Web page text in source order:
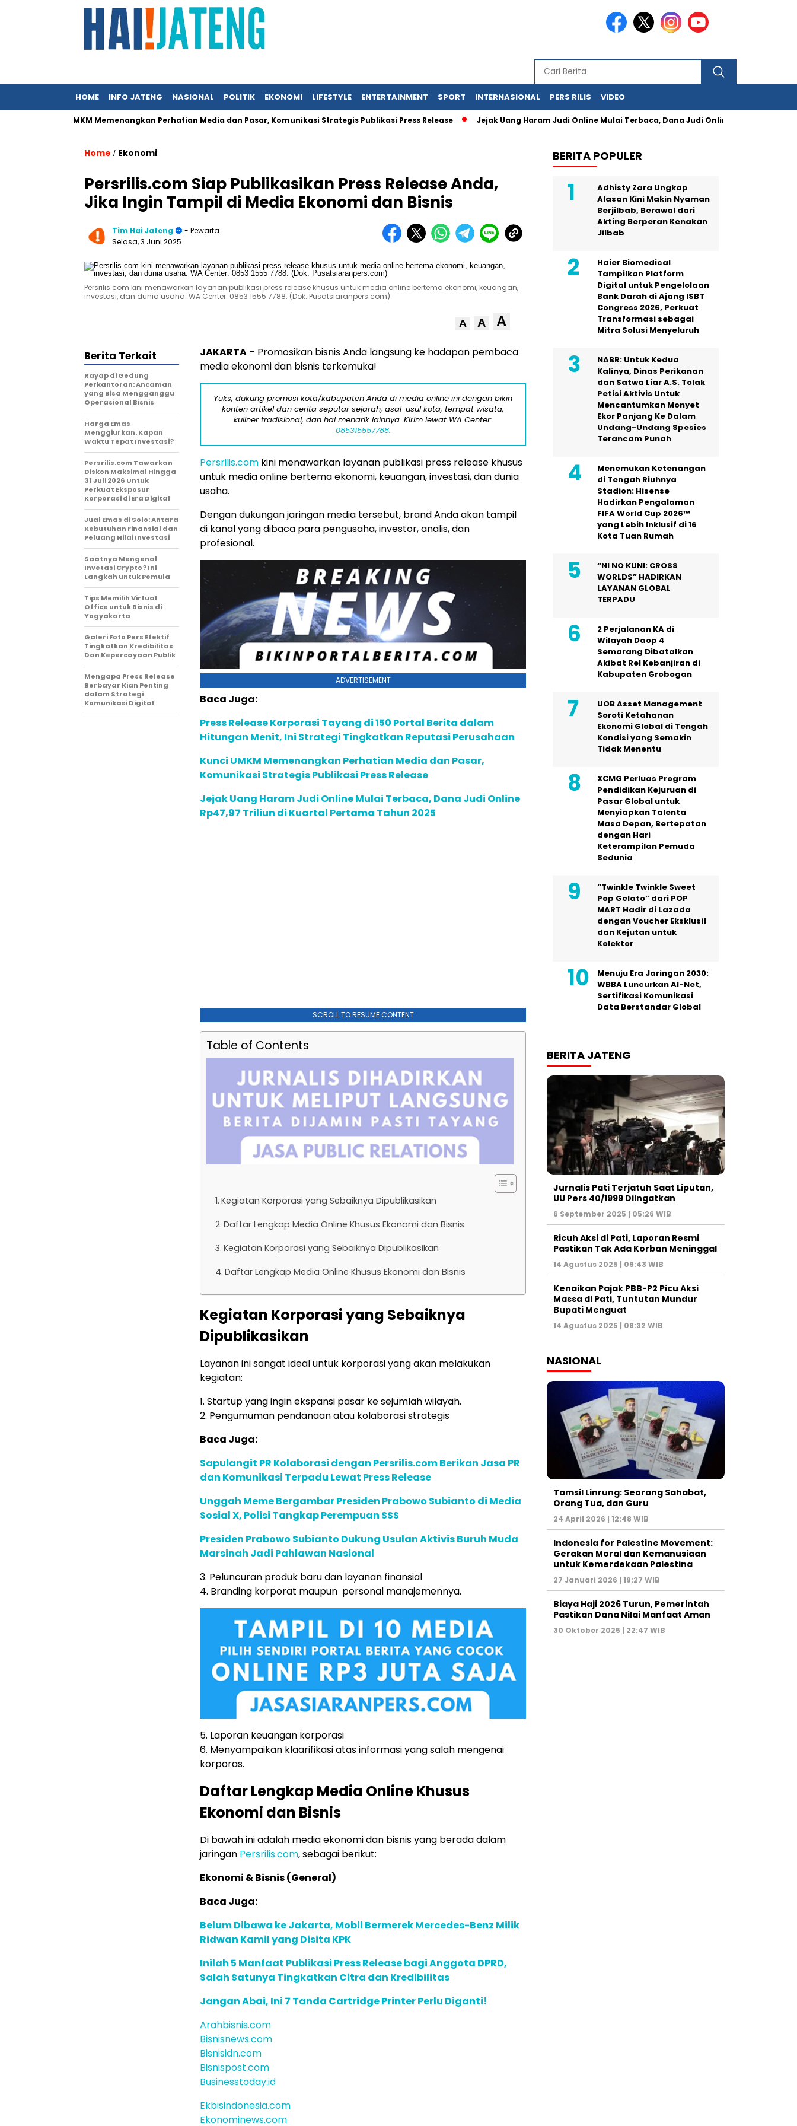
HOME INFO JATENG NASIONAL POLITIK EKONOMI LIFESTYLE ENTERTAINMENT SPORT INTERNASIONAL PERS RILIS VIDEO
Kunci UMKM Memenangkan Perhatian Media dan Pasar, Komunikasi Strategis Publikasi Press Release Jejak Uang Haram Judi Online Mulai Terbaca, Dana Judi Online Rp47,97 Triliun di
Home / Ekonomi
Persrilis.com Siap Publikasikan Press Release Anda,
Jika Ingin Tampil di Media Ekonomi dan Bisnis
Tim Hai Jateng
- Pewarta
Selasa, 3 Juni 2025
Persrilis.com kini menawarkan layanan publikasi press release khusus untuk media online bertema ekonomi, keuangan,
investasi, dan dunia usaha. WA Center: 0853 1555 7788. (Dok. Pusatsiaranpers.com)
A A A
JAKARTA – Promosikan bisnis Anda langsung ke hadapan pembaca
media ekonomi dan bisnis terkemuka!
Yuks, dukung promosi kota/kabupaten Anda di media online ini dengan bikin
konten artikel dan cerita seputar sejarah, asal-usul kota, tempat wisata,
kuliner tradisional, dan hal menarik lainnya. Kirim lewat WA Center:
085315557788.
Persrilis.com kini menawarkan layanan publikasi press release khusus
untuk media online bertema ekonomi, keuangan, investasi, dan dunia
usaha.
Dengan dukungan jaringan media tersebut, brand Anda akan tampil
di kanal yang dibaca para pengusaha, investor, analis, dan
profesional.
ADVERTISEMENT
Baca Juga:
Press Release Korporasi Tayang di 150 Portal Berita dalam
Hitungan Menit, Ini Strategi Tingkatkan Reputasi Perusahaan
Kunci UMKM Memenangkan Perhatian Media dan Pasar,
Komunikasi Strategis Publikasi Press Release
Jejak Uang Haram Judi Online Mulai Terbaca, Dana Judi Online
Rp47,97 Triliun di Kuartal Pertama Tahun 2025
SCROLL TO RESUME CONTENT
Table of Contents
Kegiatan Korporasi yang Sebaiknya Dipublikasikan
Daftar Lengkap Media Online Khusus Ekonomi dan Bisnis
Kegiatan Korporasi yang Sebaiknya Dipublikasikan
Daftar Lengkap Media Online Khusus Ekonomi dan Bisnis
Kegiatan Korporasi yang Sebaiknya
Dipublikasikan
Layanan ini sangat ideal untuk korporasi yang akan melakukan
kegiatan:
1. Startup yang ingin ekspansi pasar ke sejumlah wilayah.
2. Pengumuman pendanaan atau kolaborasi strategis
Baca Juga:
Sapulangit PR Kolaborasi dengan Persrilis.com Berikan Jasa PR
dan Komunikasi Terpadu Lewat Press Release
Unggah Meme Bergambar Presiden Prabowo Subianto di Media
Sosial X, Polisi Tangkap Perempuan SSS
Presiden Prabowo Subianto Dukung Usulan Aktivis Buruh Muda
Marsinah Jadi Pahlawan Nasional
3. Peluncuran produk baru dan layanan finansial
4. Branding korporat maupun personal manajemennya.
5. Laporan keuangan korporasi
6. Menyampaikan klaarifikasi atas informasi yang salah mengenai
korporas.
Daftar Lengkap Media Online Khusus
Ekonomi dan Bisnis
Di bawah ini adalah media ekonomi dan bisnis yang berada dalam
jaringan Persrilis.com, sebagai berikut:
Ekonomi & Bisnis (General)
Baca Juga:
Belum Dibawa ke Jakarta, Mobil Bermerek Mercedes-Benz Milik
Ridwan Kamil yang Disita KPK
Inilah 5 Manfaat Publikasi Press Release bagi Anggota DPRD,
Salah Satunya Tingkatkan Citra dan Kredibilitas
Jangan Abai, Ini 7 Tanda Cartridge Printer Perlu Diganti!
Arahbisnis.com
Bisnisnews.com
Bisnisidn.com
Bisnispost.com
Businesstoday.id
Ekbisindonesia.com
Ekonominews.com
Berita Terkait
Rayap di Gedung
Perkantoran: Ancaman
yang Bisa Mengganggu
Operasional Bisnis
Harga Emas
Menggiurkan. Kapan
Waktu Tepat Investasi?
Persrilis.com Tawarkan
Diskon Maksimal Hingga
31 Juli 2026 Untuk
Perkuat Eksposur
Korporasi di Era Digital
Jual Emas di Solo: Antara
Kebutuhan Finansial dan
Peluang Nilai Investasi
Saatnya Mengenal
Invetasi Crypto? Ini
Langkah untuk Pemula
Tips Memilih Virtual
Office untuk Bisnis di
Yogyakarta
Galeri Foto Pers Efektif
Tingkatkan Kredibilitas
Dan Kepercayaan Publik
Mengapa Press Release
Berbayar Kian Penting
dalam Strategi
Komunikasi Digital
BERITA POPULER
Adhisty Zara Ungkap
Alasan Kini Makin Nyaman
Berjilbab, Berawal dari
Akting Berperan Kenakan
Jilbab
Haier Biomedical
Tampilkan Platform
Digital untuk Pengelolaan
Bank Darah di Ajang ISBT
Congress 2026, Perkuat
Transformasi sebagai
Mitra Solusi Menyeluruh
NABR: Untuk Kedua
Kalinya, Dinas Perikanan
dan Satwa Liar A.S. Tolak
Petisi Aktivis Untuk
Mencantumkan Monyet
Ekor Panjang Ke Dalam
Undang-Undang Spesies
Terancam Punah
Menemukan Ketenangan
di Tengah Riuhnya
Stadion: Hisense
Hadirkan Pengalaman
FIFA World Cup 2026™
yang Lebih Inklusif di 16
Kota Tuan Rumah
“NI NO KUNI: CROSS
WORLDS” HADIRKAN
LAYANAN GLOBAL
TERPADU
2 Perjalanan KA di
Wilayah Daop 4
Semarang Dibatalkan
Akibat Rel Kebanjiran di
Kabupaten Grobogan
UOB Asset Management
Soroti Ketahanan
Ekonomi Global di Tengah
Kondisi yang Semakin
Tidak Menentu
XCMG Perluas Program
Pendidikan Kejuruan di
Pasar Global untuk
Menyiapkan Talenta
Masa Depan, Bertepatan
dengan Hari
Keterampilan Pemuda
Sedunia
“Twinkle Twinkle Sweet
Pop Gelato” dari POP
MART Hadir di Lazada
dengan Voucher Eksklusif
dan Kejutan untuk
Kolektor
Menuju Era Jaringan 2030:
WBBA Luncurkan AI-Net,
Sertifikasi Komunikasi
Data Berstandar Global
BERITA JATENG
Jurnalis Pati Terjatuh Saat Liputan,
UU Pers 40/1999 Diingatkan
6 September 2025 | 05:26 WIB
Ricuh Aksi di Pati, Laporan Resmi
Pastikan Tak Ada Korban Meninggal
14 Agustus 2025 | 09:43 WIB
Kenaikan Pajak PBB-P2 Picu Aksi
Massa di Pati, Tuntutan Mundur
Bupati Menguat
14 Agustus 2025 | 08:32 WIB
NASIONAL
Tamsil Linrung: Seorang Sahabat,
Orang Tua, dan Guru
24 April 2026 | 12:48 WIB
Indonesia for Palestine Movement:
Gerakan Moral dan Kemanusiaan
untuk Kemerdekaan Palestina
27 Januari 2026 | 19:27 WIB
Biaya Haji 2026 Turun, Pemerintah
Pastikan Dana Nilai Manfaat Aman
30 Oktober 2025 | 22:47 WIB